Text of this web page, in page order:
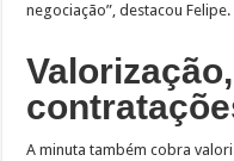
negociação”, destacou Felipe.
A minuta também cobra